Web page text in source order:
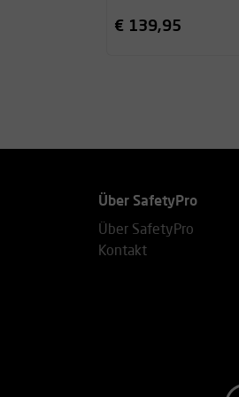
€ 139,95
Über SafetyPro
Über SafetyPro
Kontakt